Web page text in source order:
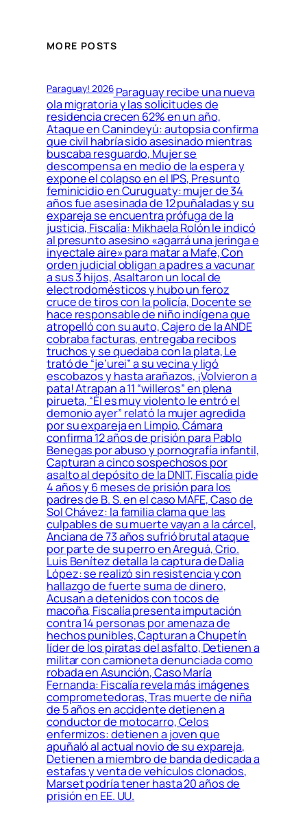
MORE POSTS
Paraguay! 2026Paraguay recibe una nueva
ola migratoria y las solicitudes de
residencia crecen 62% en un año,
Ataque en Canindeyú: autopsia confirma
que civil habría sido asesinado mientras
buscaba resguardo, Mujer se
descompensa en medio de la espera y
expone el colapso en el IPS, Presunto
feminicidio en Curuguaty: mujer de 34
años fue asesinada de 12 puñaladas y su
expareja se encuentra prófuga de la
justicia, Fiscalía: Mikhaela Rolón le indicó
al presunto asesino «agarrá una jeringa e
inyectale aire» para matar a Mafe, Con
orden judicial obligan a padres a vacunar
a sus 3 hijos, Asaltaron un local de
electrodomésticos y hubo un feroz
cruce de tiros con la policía, Docente se
hace responsable de niño indígena que
atropelló con su auto, Cajero de la ANDE
cobraba facturas, entregaba recibos
truchos y se quedaba con la plata, Le
trató de “je’urei” a su vecina y ligó
escobazos y hasta arañazos, ¡Volvieron a
pata! Atrapan a 11 “willeros” en plena
pirueta, “Él es muy violento le entró el
demonio ayer” relató la mujer agredida
por su expareja en Limpio, Cámara
confirma 12 años de prisión para Pablo
Benegas por abuso y pornografía infantil,
Capturan a cinco sospechosos por
asalto al depósito de la DNIT, Fiscalía pide
4 años y 6 meses de prisión para los
padres de B. S. en el caso MAFE, Caso de
Sol Chávez: la familia clama que las
culpables de su muerte vayan a la cárcel,
Anciana de 73 años sufrió brutal ataque
por parte de su perro en Areguá, Crio.
Luis Benítez detalla la captura de Dalia
López: se realizó sin resistencia y con
hallazgo de fuerte suma de dinero,
Acusan a detenidos con tocos de
macoña, Fiscalía presenta imputación
contra 14 personas por amenaza de
hechos punibles, Capturan a Chupetín
líder de los piratas del asfalto, Detienen a
militar con camioneta denunciada como
robada en Asunción, Caso María
Fernanda: Fiscalía revela más imágenes
comprometedoras, Tras muerte de niña
de 5 años en accidente detienen a
conductor de motocarro, Celos
enfermizos: detienen a joven que
apuñaló al actual novio de su expareja,
Detienen a miembro de banda dedicada a
estafas y venta de vehículos clonados,
Marset podría tener hasta 20 años de
prisión en EE. UU.